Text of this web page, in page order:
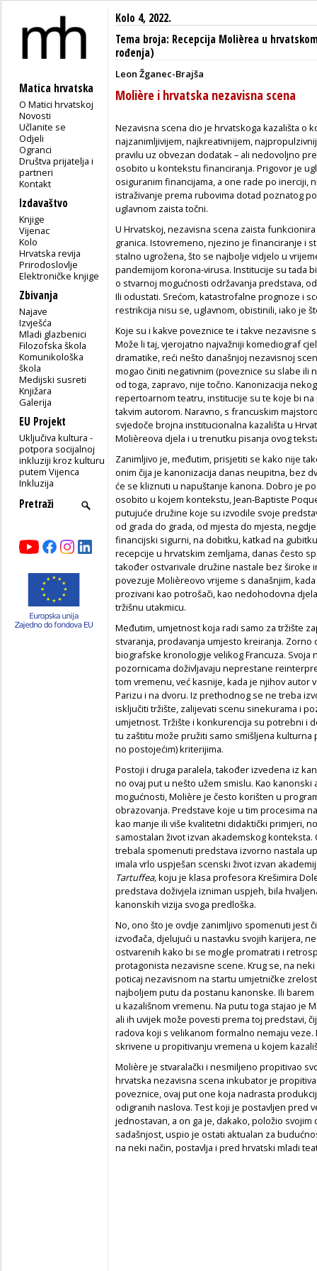
Matica hrvatska
O Matici hrvatskoj
Novosti
Učlanite se
Odjeli
Ogranci
Društva prijatelja i
partneri
Kontakt
Izdavaštvo
Knjige
Vijenac
Kolo
Hrvatska revija
Prirodoslovlje
Elektroničke knjige
Zbivanja
Najave
Izvješća
Mladi glazbenici
Filozofska škola
Komunikološka
škola
Medijski susreti
Knjižara
Galerija
EU Projekt
Uključiva kultura -
potpora socijalnoj
inkluziji kroz kulturu
putem Vijenca
Inkluzija
Kolo 4, 2022.
Tema broja: Recepcija Molièrea u
rođenja)
Leon Žganec-Brajša
Molière i hrvatska nezavisna scena
Nezavisna scena dio je hrvatskoga kazališta o
najzanimljivijem, najkreativnijem,
pravilu uz obvezan dodatak – ali nedovoljno
osobito u kontekstu financiranja. Prigovor je
osiguranim financijama, a one rade po inerciji,
istraživanje prema rubovima dotad poznatog
uglavnom zaista točni.
U Hrvatskoj, nezavisna scena zaista
granica. Istovremeno, njezino je financiranje i
stalno ugrožena, što se najbolje vidjelo u
pandemijom korona-virusa. Institucije su tada
o stvarnoj mogućnosti održavanja predstava,
Ili odustati. Srećom, katastrofalne prognoze i
restrikcija nisu se, uglavnom, obistinili, iako je
Koje su i kakve poveznice te i takve nezavisne
Može li taj, vjerojatno najvažniji komediograf
dramatike, reći nešto današnjoj nezavisnoj
mogao činiti negativnim (poveznice su slabe ili
od toga, zapravo, nije točno. Kanonizacija
repertoarnom teatru, institucije su te koje bi
takvim autorom. Naravno, s francuskim
svjedoče brojna institucionalna kazališta u
Molièreova djela i u trenutku pisanja ovog
Zanimljivo je, međutim, prisjetiti se kako nije
onim čija je kanonizacija danas neupitna, bez
će se kliznuti u napuštanje kanona. Dobro je
osobito u kojem kontekstu, Jean-Baptiste
putujuće družine koje su izvodile svoje
od grada do grada, od mjesta do mjesta,
financijski sigurni, na dobitku, katkad na
recepcije u hrvatskim zemljama, danas često
također ostvarivale družine nastale bez široke
povezuje Molièreovo vrijeme s današnjim,
prozivani kao potrošači, kao nedohodovna
tržišnu utakmicu.
Međutim, umjetnost koja radi samo za tržište
stvaranja, prodavanja umjesto kreiranja.
biografske kronologije velikog Francuza. Svoja
pozornicama doživljavaju neprestane
tom vremenu, već kasnije, kada je njihov autor
Parizu i na dvoru. Iz prethodnog se ne treba
isključiti tržište, zalijevati scenu sinekurama i
umjetnost. Tržište i konkurencija su potrebni i
tu zaštitu može pružiti samo smišljena
no postojećim) kriterijima.
Postoji i druga paralela, također izvedena iz
no ovaj put u nešto užem smislu. Kao
mogućnosti, Molière je često korišten u
obrazovanja. Predstave koje u tim procesima
kao manje ili više kvalitetni didaktički primjeri,
samostalan život izvan akademskog
trebala spomenuti predstava izvorno nastala
imala vrlo uspješan scenski život izvan
Tartuffea,koju je klasa profesora Krešimira
predstava doživjela izniman uspjeh, bila
kanonskih vizija svoga predloška.
No, ono što je ovdje zanimljivo spomenuti jest
izvođača, djelujući u nastavku svojih karijera,
ostvarenih kako bi se mogle promatrati i
protagonista nezavisne scene. Krug se, na
poticaj nezavisnom na startu umjetničke
najboljem putu da postanu kanonske. Ili
u kazališnom vremenu. Na putu toga stajao je
ali ih uvijek može povesti prema toj predstavi,
radova koji s velikanom formalno nemaju
skrivene u propitivanju vremena u kojem
Molière je stvaralački i nesmiljeno propitivao
hrvatska nezavisna scena inkubator je
poveznice, ovaj put one koja nadrasta
odigranih naslova. Test koji je postavljen pred
jednostavan, a on ga je, dakako, položio
sadašnjost, uspio je ostati aktualan za
na neki način, postavlja i pred hrvatski mladi